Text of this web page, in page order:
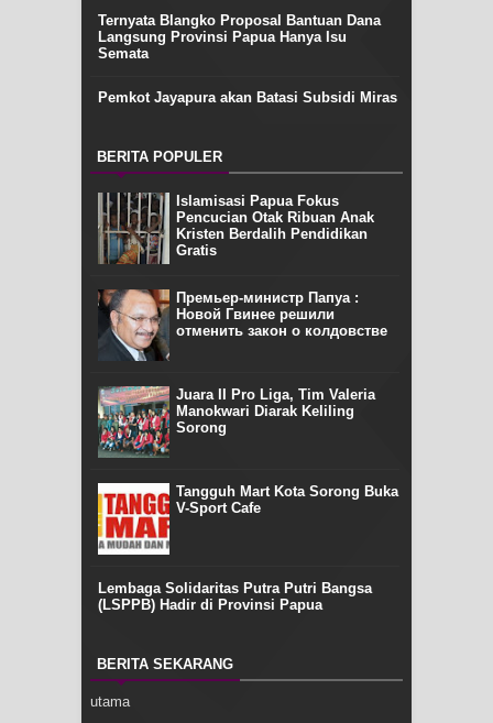
Ternyata Blangko Proposal Bantuan Dana
Langsung Provinsi Papua Hanya Isu
Semata
Pemkot Jayapura akan Batasi Subsidi Miras
BERITA POPULER
Islamisasi Papua Fokus
Pencucian Otak Ribuan Anak
Kristen Berdalih Pendidikan
Gratis
Премьер-министр Папуа :
Новой Гвинее решили
отменить закон о колдовстве
Juara II Pro Liga, Tim Valeria
Manokwari Diarak Keliling
Sorong
Tangguh Mart Kota Sorong Buka
V-Sport Cafe
Lembaga Solidaritas Putra Putri Bangsa
(LSPPB) Hadir di Provinsi Papua
BERITA SEKARANG
utama